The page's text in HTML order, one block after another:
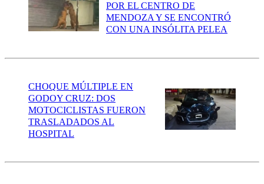
POR EL CENTRO DE
MENDOZA Y SE ENCONTRÓ
CON UNA INSÓLITA PELEA
CHOQUE MÚLTIPLE EN
GODOY CRUZ: DOS
MOTOCICLISTAS FUERON
TRASLADADOS AL
HOSPITAL